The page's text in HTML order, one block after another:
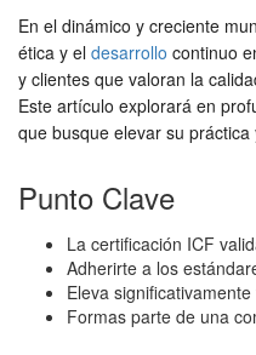
En el dinámico y creciente
ética y el desarrollo continuo
y clientes que valoran la
Este artículo explorará en
que busque elevar su práctica
Punto Clave
La certificación ICF
Adherirte a los
Eleva
Formas parte de una